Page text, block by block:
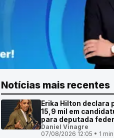
Notícias mais recentes
Erika Hilton declara
15,9 mil em
para deputada
Daniel Vinagre
07/08/2026 12:05 • 1 min